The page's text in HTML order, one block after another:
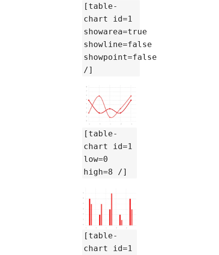
[table-
chart id=1
showarea=true
showline=false
showpoint=false
/]
[table-
chart id=1
low=0
high=8 /]
[table-
chart id=1